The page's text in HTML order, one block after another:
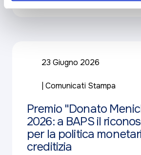
23 Giugno 2026
Comunicati Stampa
Premio "Donato
2026: a BAPS il
per la politica
creditizia